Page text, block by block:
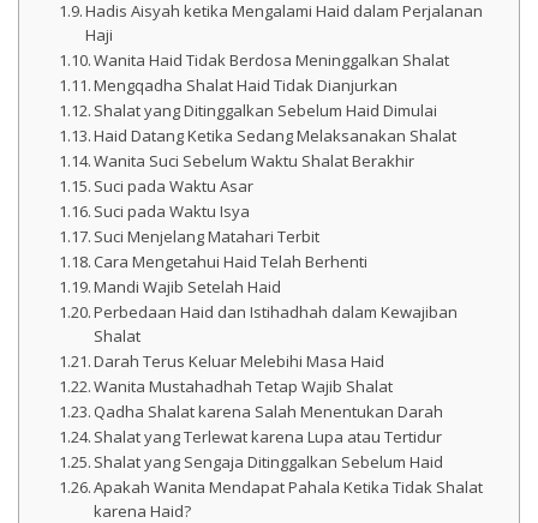
Hadis Aisyah ketika Mengalami Haid dalam Perjalanan
Haji
Wanita Haid Tidak Berdosa Meninggalkan Shalat
Mengqadha Shalat Haid Tidak Dianjurkan
Shalat yang Ditinggalkan Sebelum Haid Dimulai
Haid Datang Ketika Sedang Melaksanakan Shalat
Wanita Suci Sebelum Waktu Shalat Berakhir
Suci pada Waktu Asar
Suci pada Waktu Isya
Suci Menjelang Matahari Terbit
Cara Mengetahui Haid Telah Berhenti
Mandi Wajib Setelah Haid
Perbedaan Haid dan Istihadhah dalam Kewajiban
Shalat
Darah Terus Keluar Melebihi Masa Haid
Wanita Mustahadhah Tetap Wajib Shalat
Qadha Shalat karena Salah Menentukan Darah
Shalat yang Terlewat karena Lupa atau Tertidur
Shalat yang Sengaja Ditinggalkan Sebelum Haid
Apakah Wanita Mendapat Pahala Ketika Tidak Shalat
karena Haid?